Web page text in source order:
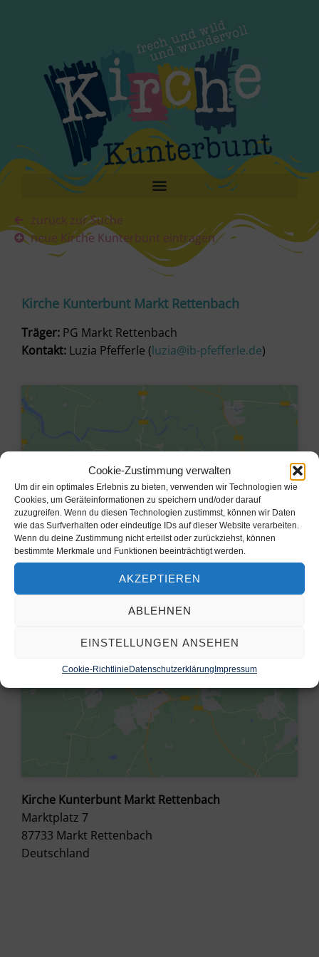
Cookie-Zustimmung verwalten
Um dir ein optimales Erlebnis zu bieten, verwenden wir Technologien wie
Cookies, um Geräteinformationen zu speichern und/oder darauf
zuzugreifen. Wenn du diesen Technologien zustimmst, können wir Daten
wie das Surfverhalten oder eindeutige IDs auf dieser Website verarbeiten.
Wenn du deine Zustimmung nicht erteilst oder zurückziehst, können
bestimmte Merkmale und Funktionen beeinträchtigt werden.
AKZEPTIEREN
ABLEHNEN
EINSTELLUNGEN ANSEHEN
Cookie-Richtlinie Datenschutzerklärung Impressum
zurück zur Suche
neue Kirche Kunterbunt eintragen
Kirche Kunterbunt Markt Rettenbach
Träger: PG Markt Rettenbach
Kontakt: Luzia Pfefferle (luzia@ib-pfefferle.de)
Klicke hier, um Marketing-Cookies
zu akzeptieren und diesen Inhalt zu
aktivieren
Kirche Kunterbunt Markt Rettenbach
Marktplatz 7
87733 Markt Rettenbach
Deutschland